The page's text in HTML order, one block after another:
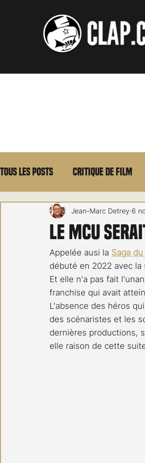
Tous les posts Critique de film
Max Borg Laurent Scherlen
Carnet noir Open Air
Le MCU
Jean-Marc Detrey 6
Appelée ausi la Saga
débuté en 2022 avec la
Et elle n'a pas fait
franchise qui avait
L'absence des héros
des scénaristes et les
dernières productions,
elle raison de cette